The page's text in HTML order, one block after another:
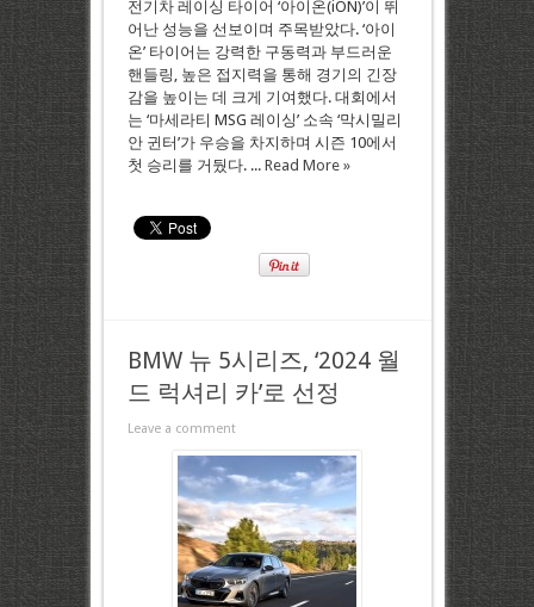
전기차 레이싱 타이어 ‘아이온(iON)’이 뛰
어난 성능을 선보이며 주목받았다. ‘아이
온’ 타이어는 강력한 구동력과 부드러운
핸들링, 높은 접지력을 통해 경기의 긴장
감을 높이는 데 크게 기여했다. 대회에서
는 ‘마세라티 MSG 레이싱’ 소속 ‘막시밀리
안 귄터’가 우승을 차지하며 시즌 10에서
첫 승리를 거뒀다. ... Read More »
BMW 뉴 5시리즈, ‘2024 월
드 럭셔리 카’로 선정
Leave a comment